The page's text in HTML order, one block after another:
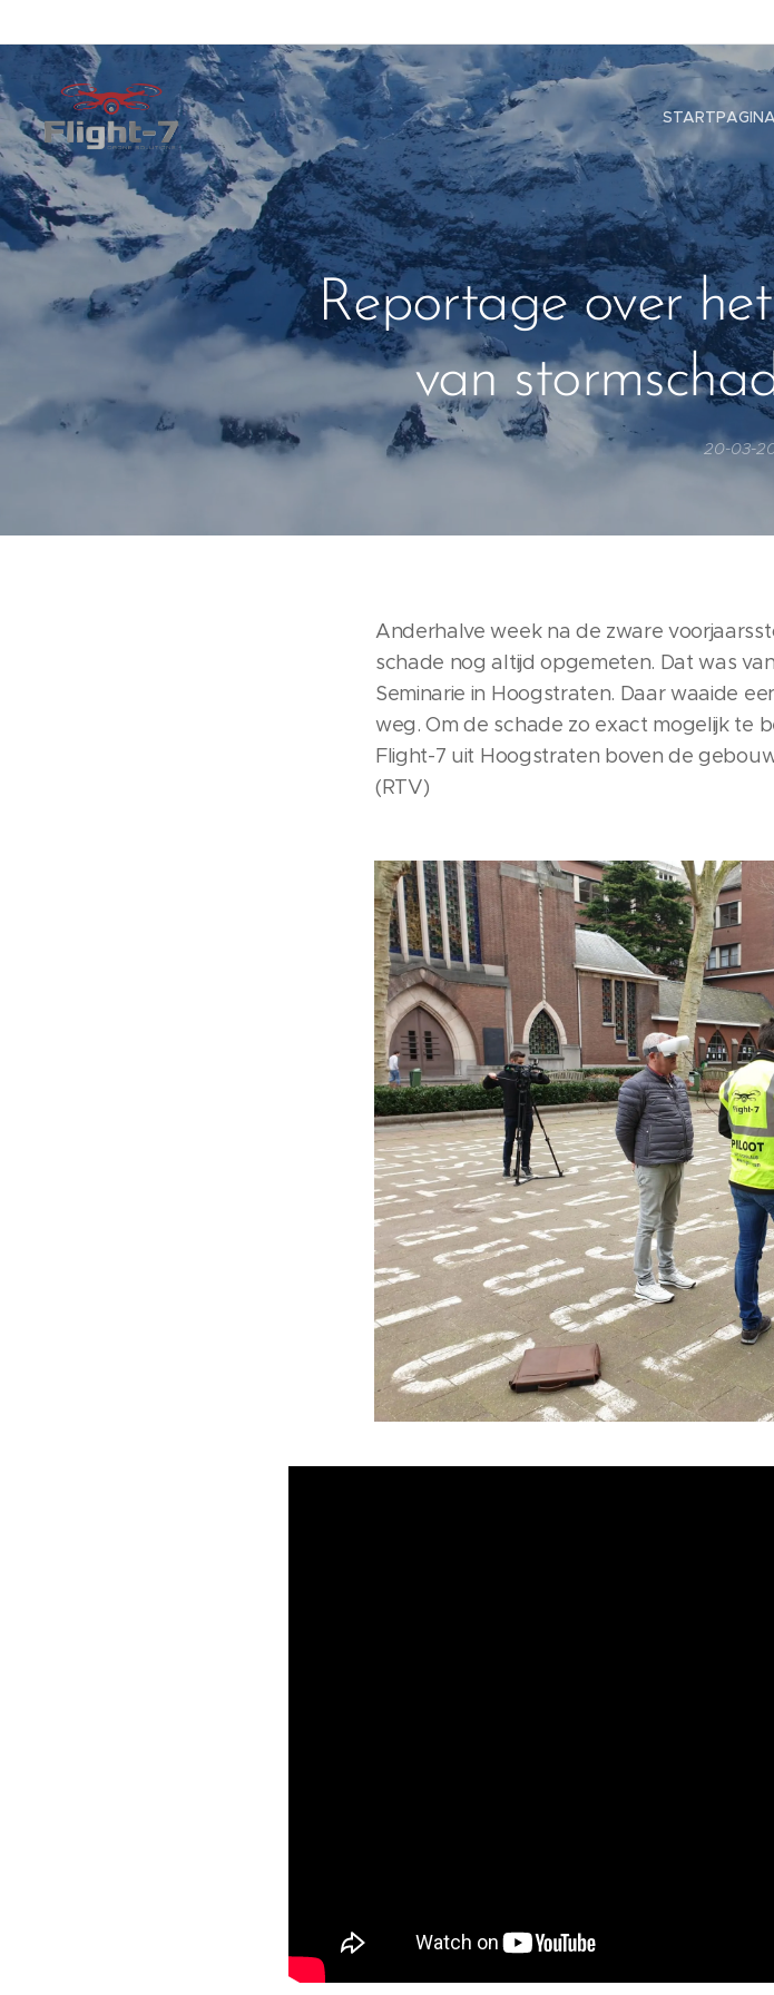
STARTPAGINA
Reportage over
van
20-03-
Anderhalve week na de zware
schade nog altijd opgemeten. Dat was
Seminarie in Hoogstraten. Daar waaide
weg. Om de schade zo exact mogelijk te
Flight-7 uit Hoogstraten boven de
(RTV)